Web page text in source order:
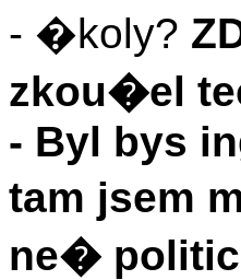
- �koly?
zkou�el
- Byl bys
tam jsem
ne�